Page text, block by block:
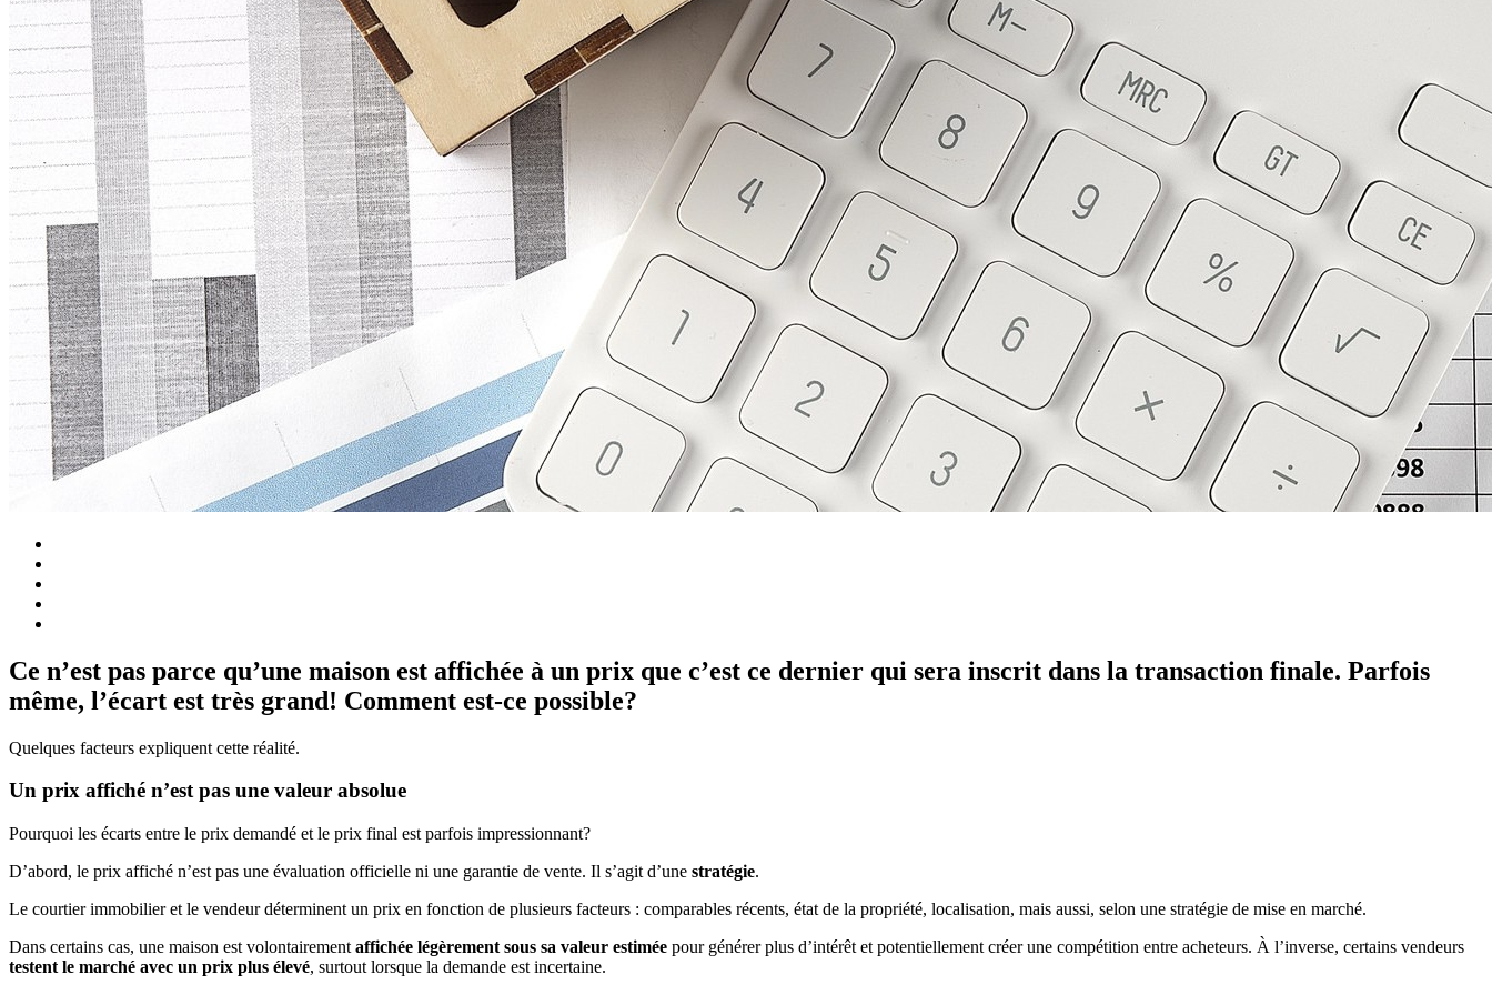
Ce n’est pas parce qu’une maison est affichée à un prix que c’est ce dernier qui sera inscrit dans la transaction finale. Parfois
même, l’écart est très grand! Comment est-ce possible?
Quelques facteurs expliquent cette réalité.
Un prix affiché n’est pas une valeur absolue
Pourquoi les écarts entre le prix demandé et le prix final est parfois impressionnant?
D’abord, le prix affiché n’est pas une évaluation officielle ni une garantie de vente. Il s’agit d’une stratégie.
Le courtier immobilier et le vendeur déterminent un prix en fonction de plusieurs facteurs : comparables récents, état de la propriété, localisation, mais aussi, selon une stratégie de mise en marché.
Dans certains cas, une maison est volontairement affichée légèrement sous sa valeur estimée pour générer plus d’intérêt et potentiellement créer une compétition entre acheteurs. À l’inverse, certains vendeurs
testent le marché avec un prix plus élevé, surtout lorsque la demande est incertaine.